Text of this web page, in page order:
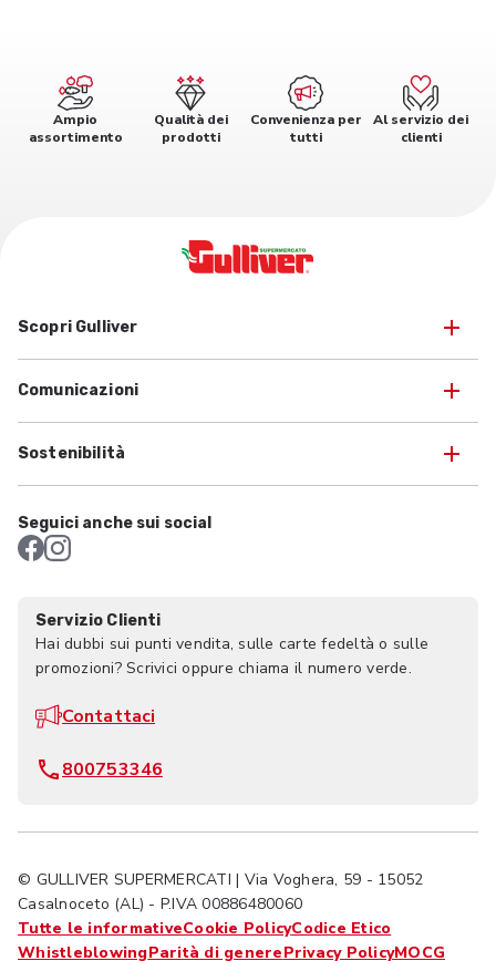
Ampio
assortimento
Qualità dei
prodotti
Convenienza per
tutti
Al servizio dei
clienti
Scopri Gulliver
Comunicazioni
Sostenibilità
Seguici anche sui social
Servizio Clienti
Hai dubbi sui punti vendita, sulle carte fedeltà o sulle
promozioni? Scrivici oppure chiama il numero verde.
Contattaci
800753346
© GULLIVER SUPERMERCATI | Via Voghera, 59 - 15052
Casalnoceto (AL) - P.IVA 00886480060
Tutte le informativeCookie PolicyCodice Etico
WhistleblowingParità di generePrivacy PolicyMOCG